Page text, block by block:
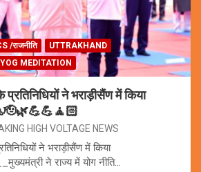
/राजनीति
UTTRAKHAND
YOG MEDITATION
ने भराड़ीसैंण में किया
HIGH VOLTAGE NEWS
ने भराड़ीसैंण में किया
ने राज्य में योग नीति…